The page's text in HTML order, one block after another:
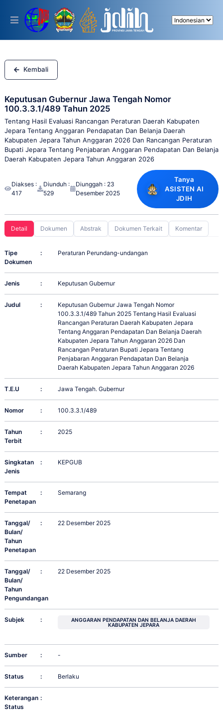
This
includes
accessibility
system.
Kembali
Keputusan Gubernur Jawa Tengah Nomor
100.3.3.1/489 Tahun 2025
Tentang Hasil Evaluasi Rancangan Peraturan Daerah Kabupaten
Jepara Tentang Anggaran Pendapatan Dan Belanja Daerah
Kabupaten Jepara Tahun Anggaran 2026 Dan Rancangan Peraturan
Bupati Jepara Tentang Penjabaran Anggaran Pendapatan Dan Belanja
Daerah Kabupaten Jepara Tahun Anggaran 2026
Diakses :
417
Diunduh :
529
Diunggah : 23
Desember 2025
Tanya
ASISTEN AI
JDIH
Detail Dokumen Abstrak Dokumen Terkait Komentar
Tipe
Dokumen
: Peraturan Perundang-undangan
Jenis : Keputusan Gubernur
Judul :
Keputusan Gubernur Jawa Tengah Nomor
100.3.3.1/489 Tahun 2025 Tentang Hasil Evaluasi
Rancangan Peraturan Daerah Kabupaten Jepara
Tentang Anggaran Pendapatan Dan Belanja Daerah
Kabupaten Jepara Tahun Anggaran 2026 Dan
Rancangan Peraturan Bupati Jepara Tentang
Penjabaran Anggaran Pendapatan Dan Belanja
Daerah Kabupaten Jepara Tahun Anggaran 2026
T.E.U : Jawa Tengah. Gubernur
Nomor : 100.3.3.1/489
Tahun
Terbit
: 2025
Singkatan
Jenis
: KEPGUB
Tempat
Penetapan
: Semarang
Tanggal/
Bulan/
Tahun
Penetapan
: 22 Desember 2025
Tanggal/
Bulan/
Tahun
Pengundangan
: 22 Desember 2025
Subjek :
ANGGARAN PENDAPATAN DAN BELANJA DAERAH
KABUPATEN JEPARA
Sumber : -
Status : Berlaku
Keterangan
Status
: